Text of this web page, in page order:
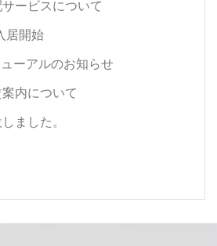
ービスについて
居開始
ーアルのお知らせ
内について
ました。